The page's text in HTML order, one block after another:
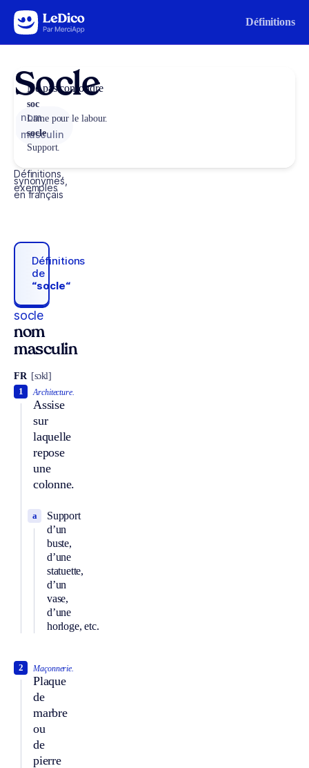
Aller au contenu Définitions
Socle
nom
masculin
Définitions,
synonymes,
exemples
en français
Définitions
de
“socle“
socle
nom
masculin
FR [sɔkl]
Architecture.
Assise
sur
laquelle
repose
une
colonne.
1
Support
d’un
buste,
d’une
statuette,
d’un
vase,
d’une
horloge, etc.
a
Maçonnerie.
Plaque
de
marbre
ou
de
pierre
2
Ne pas confondre
soc
Lame pour le labour.
socle
Support.